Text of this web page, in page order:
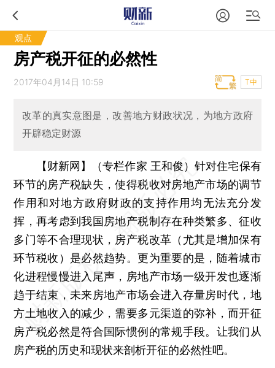
观点
房产税开征的必然性
2017年04月14日 10:59 T中
改革的真实意图是，改善地方财政状况，为地方政府
开辟稳定财源
【财新网】（专栏作家 王和俊）针对住宅保有
环节的房产税缺失，使得税收对房地产市场的调节
作用和对地方政府财政的支持作用均无法充分发
挥，再考虑到我国房地产税制存在种类繁多、征收
多门等不合理现状，房产税改革（尤其是增加保有
环节税收）是必然趋势。更为重要的是，随着城市
化进程慢慢进入尾声，房地产市场一级开发也逐渐
趋于结束，未来房地产市场会进入存量房时代，地
方土地收入的减少，需要多元渠道的弥补，而开征
房产税必然是符合国际惯例的常规手段。让我们从
房产税的历史和现状来剖析开征的必然性吧。